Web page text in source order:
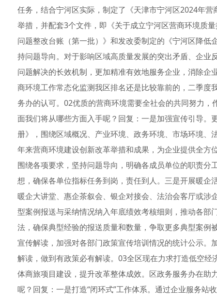
任务，结合宁河区实际，制定了《天津市宁河区2024年
举措，并配套3个文件，即《关于成立宁河区营商环境质
问题整改台账（第一批）》和发改委制定的《宁河区降
持问题导向。对于影响区域高质量发展的突出矛盾、企
问题解决的长效机制，更加精准有效地服务企业，消除
商环境工作常态化监测我区排名还是比较靠前的，二季
务办的认可。02优质的营商环境需要全社会的共同努力
面我们将从哪些方面入手呢？回复：一是加强宣传引导
册》，围绕区域概况、产业环境、政务环境、市场环境
年来营商环境建设创新改革举措和成果，为企业提供全
围绕各项要求，坚持问题导向，明确各成员单位的职责
想，确保各单位指标任务到岗，责任到人。三是开展暖
暖企大讲堂、惠企茶叙会、银企对接会、法治会客厅或
型案例报送与采纳情况纳入年底绩效考核细则，推动各
法，确保典型经验的报送质量和数量，争取更多典型案
宣传解读，加强对各部门政策宣传培训情况的统计公示
解读，做到有政策必有解读。03全区现在力求打造低空
体商旅项目建设，提升改革整体成效。区政务服务办在
呢？回复：一是打造“闭环式”工作体系。通过企业服务站